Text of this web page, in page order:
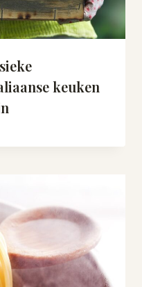
keuken